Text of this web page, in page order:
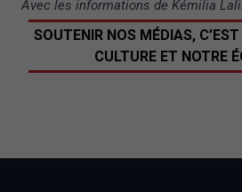
Avec les informations de Kémilia
SOUTENIR NOS MÉDIAS,
CULTURE ET NOTRE